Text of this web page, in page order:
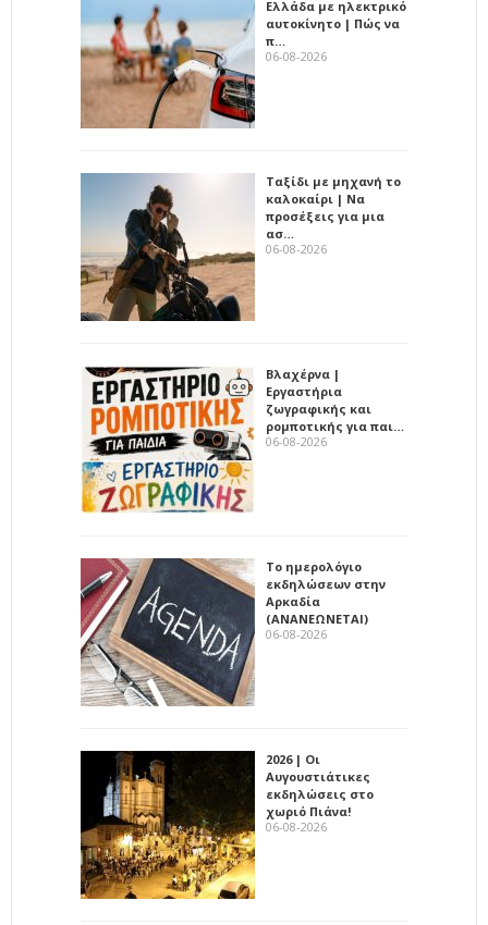
Ελλάδα με ηλεκτρικό
αυτοκίνητο | Πώς να
π…
06-08-2026
Ταξίδι με μηχανή το
καλοκαίρι | Να
προσέξεις για μια
ασ…
06-08-2026
Βλαχέρνα |
Εργαστήρια
ζωγραφικής και
ρομποτικής για παι…
06-08-2026
Το ημερολόγιο
εκδηλώσεων στην
Αρκαδία
(ΑΝΑΝΕΩΝΕΤΑΙ)
06-08-2026
2026 | Οι
Αυγουστιάτικες
εκδηλώσεις στο
χωριό Πιάνα!
06-08-2026